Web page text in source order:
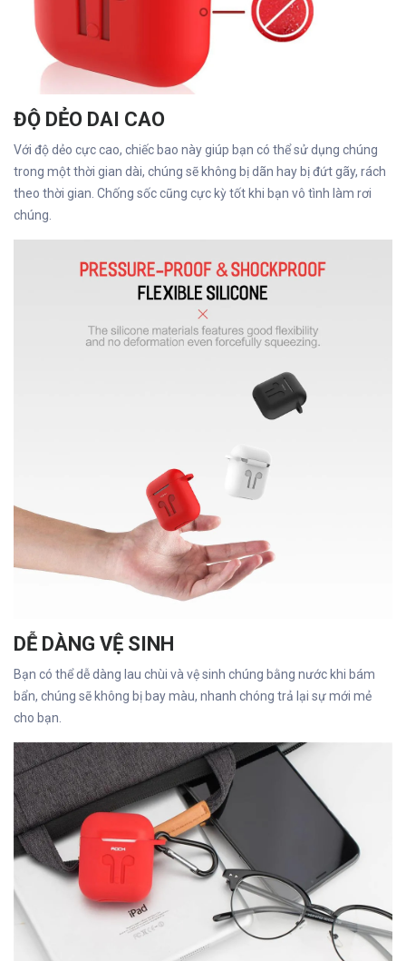
ĐỘ DẺO DAI CAO
Với độ dẻo cực cao, chiếc bao này giúp bạn có thể sử dụng chúng
trong một thời gian dài, chúng sẽ không bị dãn hay bị đứt gãy, rách
theo thời gian. Chống sốc cũng cực kỳ tốt khi bạn vô tình làm rơi
chúng.
DỄ DÀNG VỆ SINH
Bạn có thể dễ dàng lau chùi và vệ sinh chúng bằng nước khi bám
bẩn, chúng sẽ không bị bay màu, nhanh chóng trả lại sự mới mẻ
cho bạn.